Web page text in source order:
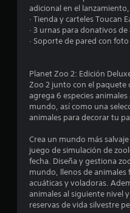
adicional en el
· Tienda y carteles Toucan
· 3 urnas para donativos
· Soporte de pared con
Planet Zoo 2: Edición
Zoo 2 junto con el paquete
agrega 6 especies
mundo, así como una
animales para decorar tu
Crea un mundo más
juego de simulación de
fecha. Diseña y gestiona
mundo, llenos de animales
acuáticas y voladoras.
animales al siguiente nivel
reservas de vida silvestre